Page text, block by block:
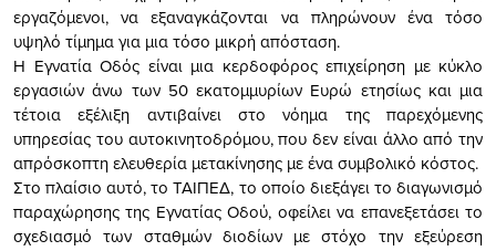
εργαζόμενοι, να εξαναγκάζονται να πληρώνουν ένα τόσο
υψηλό τίμημα για μια τόσο μικρή απόσταση.
Η Εγνατία Οδός είναι μια κερδοφόρος επιχείρηση με κύκλο
εργασιών άνω των 50 εκατομμυρίων Ευρώ ετησίως και μια
τέτοια εξέλιξη αντιβαίνει στο νόημα της παρεχόμενης
υπηρεσίας του αυτοκινητοδρόμου, που δεν είναι άλλο από την
απρόσκοπτη ελευθερία μετακίνησης με ένα συμβολικό κόστος.
Στο πλαίσιο αυτό, το ΤΑΙΠΕΔ, το οποίο διεξάγει το διαγωνισμό
παραχώρησης της Εγνατίας Οδού, οφείλει να επανεξετάσει το
σχεδιασμό των σταθμών διοδίων με στόχο την εξεύρεση